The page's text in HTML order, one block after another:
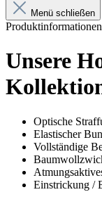
Menü schließen
Unsere
Optische
Elastischer
Vollständige
Einstrickung /